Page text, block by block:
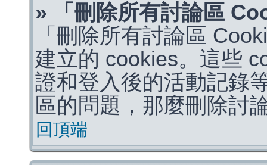
» 「刪除所有討論區
「刪除所有討論區
建立的 cookies。這些
證和登入後的活動記錄
區的問題，那麼刪除討
回頂端